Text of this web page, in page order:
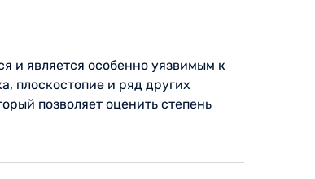
и является особенно уязвимым к
плоскостопие и ряд других
позволяет оценить степень